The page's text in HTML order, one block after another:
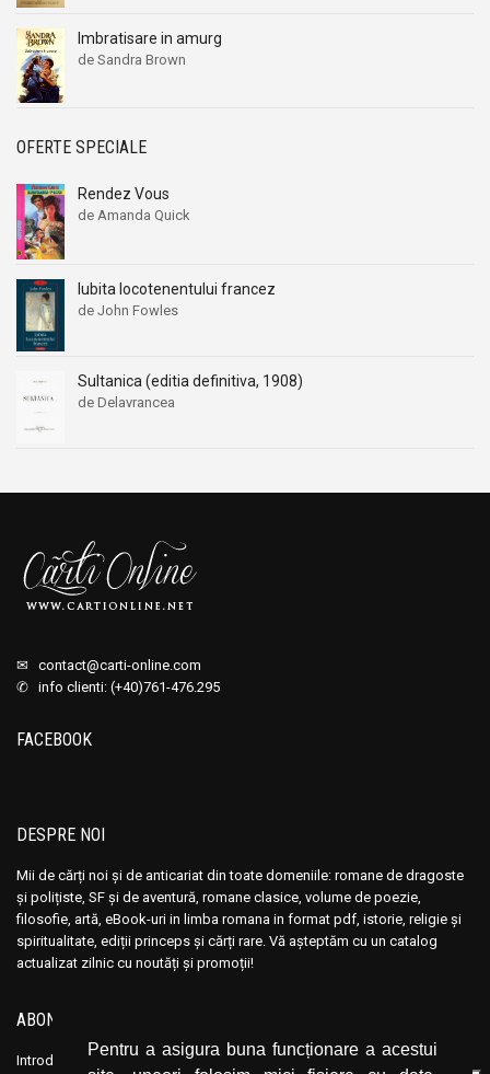
Pentru a asigura buna funcționare a acestui
Imbratisare in amurg
de Sandra Brown
OFERTE SPECIALE
Rendez Vous
de Amanda Quick
Iubita locotenentului francez
de John Fowles
Sultanica (editia definitiva, 1908)
de Delavrancea
✉ contact@carti-online.com
✆ info clienti: (+40)761-476.295
FACEBOOK
DESPRE NOI
Mii de cărți noi și de anticariat din toate domeniile: romane de dragoste
și polițiste, SF și de aventură, romane clasice, volume de poezie,
filosofie, artă, eBook-uri in limba romana in format pdf, istorie, religie și
spiritualitate, ediții princeps și cărți rare. Vă așteptăm cu un catalog
actualizat zilnic cu noutăți și promoții!
ABONEAZĂ-TE LA NEWSLETTER
Introduceți adresa dvs. de email și dați click pe butonul de abonare.